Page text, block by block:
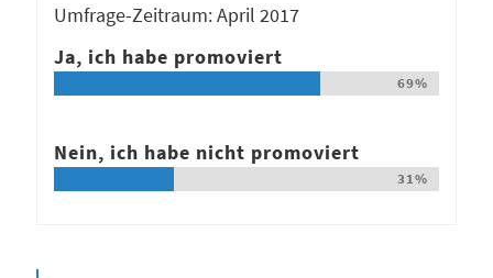
Umfrage-Zeitraum: April 2017
Ja, ich habe promoviert
69%
Nein, ich habe nicht promoviert
31%